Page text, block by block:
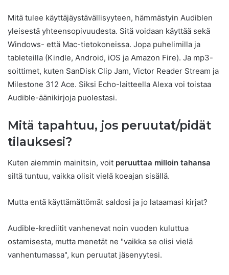
Mitä tulee käyttäjäystävällisyyteen, hämmästyin Audiblen
yleisestä yhteensopivuudesta. Sitä voidaan käyttää sekä
Windows- että Mac-tietokoneissa. Jopa puhelimilla ja
tableteilla (Kindle, Android, iOS ja Amazon Fire). Ja mp3-
soittimet, kuten SanDisk Clip Jam, Victor Reader Stream ja
Milestone 312 Ace. Siksi Echo-laitteella Alexa voi toistaa
Audible-äänikirjoja puolestasi.
Mitä tapahtuu, jos peruutat/pidät
tilauksesi?
Kuten aiemmin mainitsin, voit peruuttaa milloin tahansa
siltä tuntuu, vaikka olisit vielä koeajan sisällä.
Mutta entä käyttämättömät saldosi ja jo lataamasi kirjat?
Audible-krediitit vanhenevat noin vuoden kuluttua
ostamisesta, mutta menetät ne "vaikka se olisi vielä
vanhentumassa", kun peruutat jäsenyytesi.